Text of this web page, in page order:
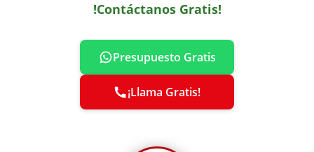
!Contáctanos Gratis!
Presupuesto Gratis
¡Llama Gratis!